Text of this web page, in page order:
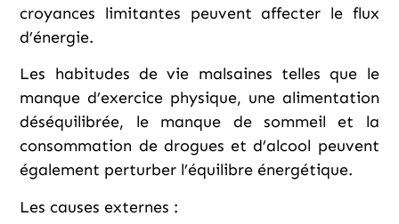
croyances limitantes peuvent affecter le flux
d’énergie.
Les habitudes de vie malsaines telles que le
manque d’exercice physique, une alimentation
déséquilibrée, le manque de sommeil et la
consommation de drogues et d’alcool peuvent
également perturber l’équilibre énergétique.
Les causes externes :